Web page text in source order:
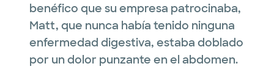
benéfico que su empresa patrocinaba,
Matt, que nunca había tenido ninguna
enfermedad digestiva, estaba doblado
por un dolor punzante en el abdomen.